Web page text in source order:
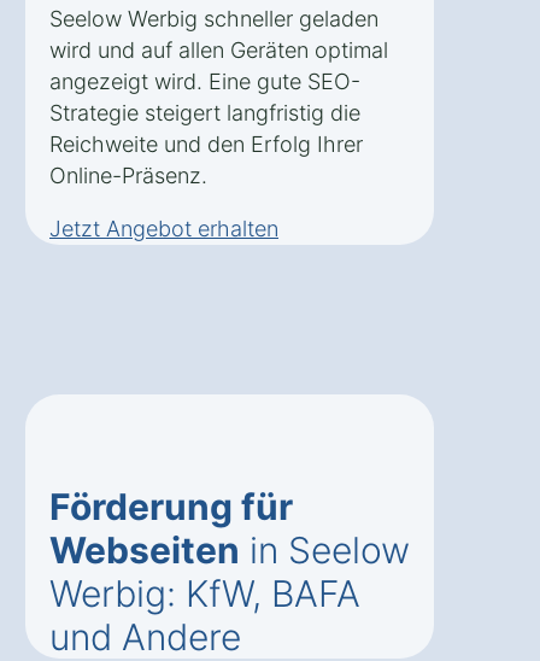
Seelow Werbig schneller geladen
wird und auf allen Geräten optimal
angezeigt wird. Eine gute SEO-
Strategie steigert langfristig die
Reichweite und den Erfolg Ihrer
Online-Präsenz.
Jetzt Angebot erhalten
Förderung für
Webseiten in Seelow
Werbig: KfW, BAFA
und Andere